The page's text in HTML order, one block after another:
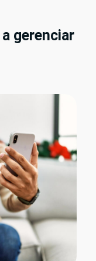
gerenciar